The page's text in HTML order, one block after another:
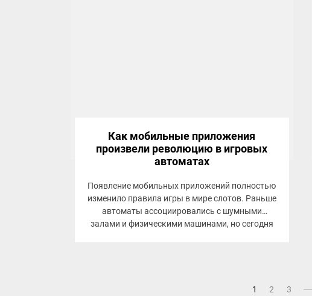
Как мобильные приложения
произвели революцию в игровых
автоматах
Появление мобильных приложений полностью
изменило правила игры в мире слотов. Раньше
автоматы ассоциировались с шумными
залами и физическими машинами, но сегодня
1 2 3